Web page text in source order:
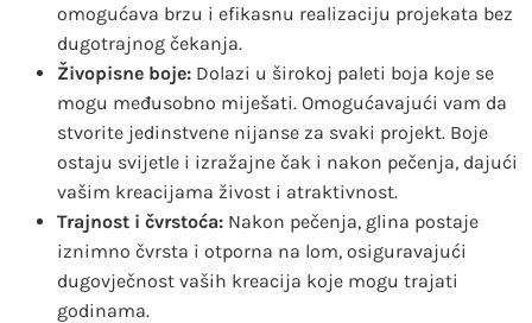
omogućava brzu i efikasnu realizaciju projekata bez
dugotrajnog čekanja.
Živopisne boje: Dolazi u širokoj paleti boja koje se
mogu međusobno miješati. Omogućavajući vam da
stvorite jedinstvene nijanse za svaki projekt. Boje
ostaju svijetle i izražajne čak i nakon pečenja, dajući
vašim kreacijama živost i atraktivnost.
Trajnost i čvrstoća: Nakon pečenja, glina postaje
iznimno čvrsta i otporna na lom, osiguravajući
dugovječnost vaših kreacija koje mogu trajati
godinama.